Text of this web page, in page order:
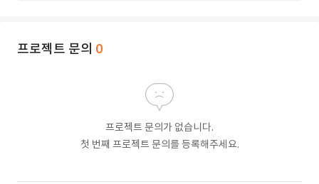
프로젝트 문의 0
프로젝트 문의가 없습니다.
첫 번째 프로젝트 문의를 등록해주세요.